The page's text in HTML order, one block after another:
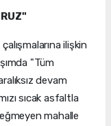
ilişkin
"Tüm
devam
sıcak asfaltla
mahalle